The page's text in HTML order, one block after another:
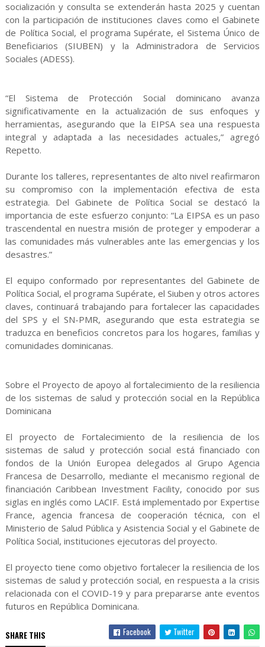
socialización y consulta se extenderán hasta 2025 y cuentan
con la participación de instituciones claves como el Gabinete
de Política Social, el programa Supérate, el Sistema Único de
Beneficiarios (SIUBEN) y la Administradora de Servicios
Sociales (ADESS).
“El Sistema de Protección Social dominicano avanza
significativamente en la actualización de sus enfoques y
herramientas, asegurando que la EIPSA sea una respuesta
integral y adaptada a las necesidades actuales,” agregó
Repetto.
Durante los talleres, representantes de alto nivel reafirmaron
su compromiso con la implementación efectiva de esta
estrategia. Del Gabinete de Política Social se destacó la
importancia de este esfuerzo conjunto: “La EIPSA es un paso
trascendental en nuestra misión de proteger y empoderar a
las comunidades más vulnerables ante las emergencias y los
desastres.”
El equipo conformado por representantes del Gabinete de
Política Social, el programa Supérate, el Siuben y otros actores
claves, continuará trabajando para fortalecer las capacidades
del SPS y el SN-PMR, asegurando que esta estrategia se
traduzca en beneficios concretos para los hogares, familias y
comunidades dominicanas.
Sobre el Proyecto de apoyo al fortalecimiento de la resiliencia
de los sistemas de salud y protección social en la República
Dominicana
El proyecto de Fortalecimiento de la resiliencia de los
sistemas de salud y protección social está financiado con
fondos de la Unión Europea delegados al Grupo Agencia
Francesa de Desarrollo, mediante el mecanismo regional de
financiación Caribbean Investment Facility, conocido por sus
siglas en inglés como LACIF. Está implementado por Expertise
France, agencia francesa de cooperación técnica, con el
Ministerio de Salud Pública y Asistencia Social y el Gabinete de
Política Social, instituciones ejecutoras del proyecto.
El proyecto tiene como objetivo fortalecer la resiliencia de los
sistemas de salud y protección social, en respuesta a la crisis
relacionada con el COVID-19 y para prepararse ante eventos
futuros en República Dominicana.
SHARE THIS Facebook Twitter